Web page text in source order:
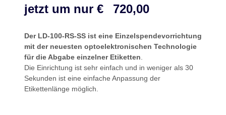
jetzt um nur € 720,00
Der LD-100-RS-SS ist eine Einzelspendevorrichtung
mit der neuesten optoelektronischen Technologie
für die Abgabe einzelner Etiketten
Die Einrichtung ist sehr einfach und in weniger als 30
Sekunden ist eine einfache Anpassung der
Etikettenlänge möglich.